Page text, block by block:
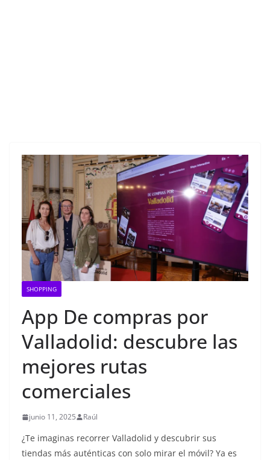
SHOPPING
App De compras por
Valladolid: descubre las
mejores rutas
comerciales
junio 11, 2025 Raúl
¿Te imaginas recorrer Valladolid y descubrir sus
tiendas más auténticas con solo mirar el móvil? Ya es